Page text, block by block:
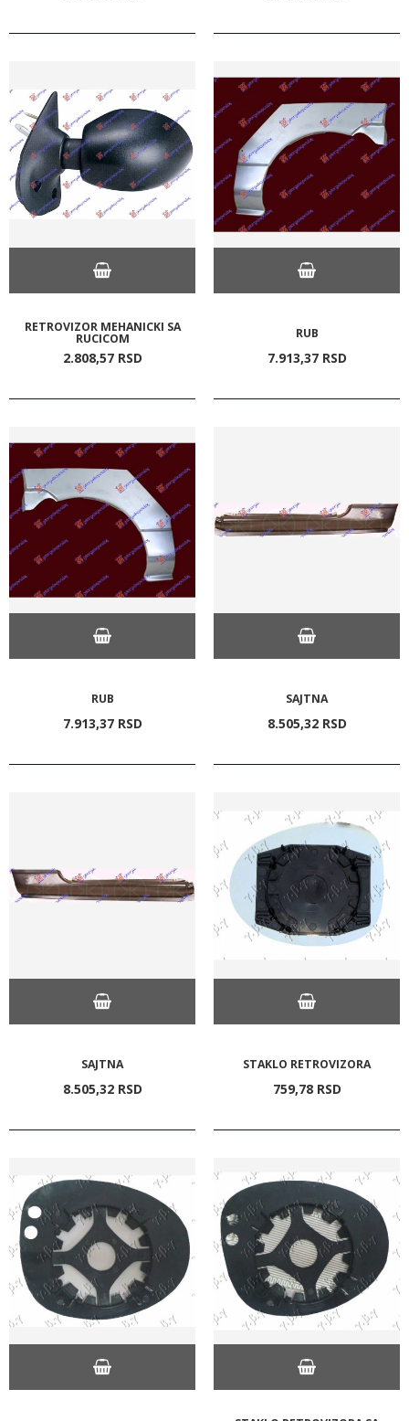
RETROVIZOR MEHANICKI SA
RUCICOM
2.808,57 RSD
RUB
7.913,37 RSD
RUB
7.913,37 RSD
SAJTNA
8.505,32 RSD
SAJTNA
8.505,32 RSD
STAKLO RETROVIZORA
759,78 RSD